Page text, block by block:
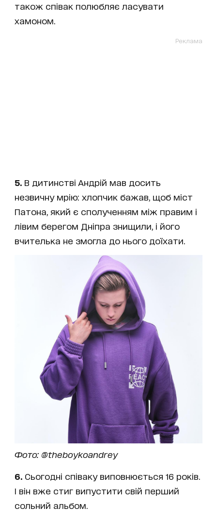
також співак полюбляє ласувати
хамоном.
Реклама
5. В дитинстві Андрій мав досить
незвичну мрію: хлопчик бажав, щоб міст
Патона, який є сполученням між правим і
лівим берегом Дніпра знищили, і його
вчителька не змогла до нього доїхати.
Фото: @theboykoandrey
6. Сьогодні співаку виповнюється 16 років.
І він вже стиг випустити свій перший
сольний альбом.